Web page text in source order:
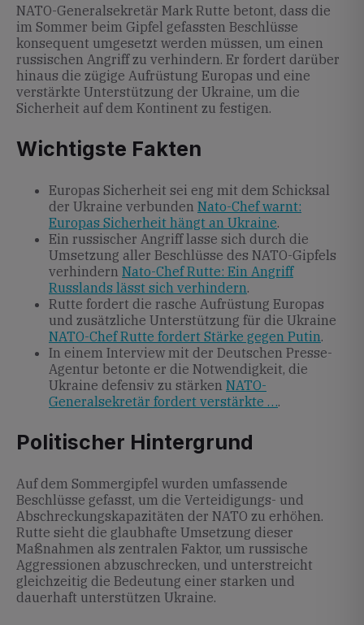
NATO-Generalsekretär Mark Rutte betont, dass die
im Sommer beim Gipfel gefassten Beschlüsse
konsequent umgesetzt werden müssen, um einen
russischen Angriff zu verhindern. Er fordert darüber
hinaus die zügige Aufrüstung Europas und eine
verstärkte Unterstützung der Ukraine, um die
Sicherheit auf dem Kontinent zu festigen.
Wichtigste Fakten
Europas Sicherheit sei eng mit dem Schicksal
der Ukraine verbunden Nato-Chef warnt:
Europas Sicherheit hängt an Ukraine.
Ein russischer Angriff lasse sich durch die
Umsetzung aller Beschlüsse des NATO-Gipfels
verhindern Nato-Chef Rutte: Ein Angriff
Russlands lässt sich verhindern.
Rutte fordert die rasche Aufrüstung Europas
und zusätzliche Unterstützung für die Ukraine
NATO-Chef Rutte fordert Stärke gegen Putin.
In einem Interview mit der Deutschen Presse-
Agentur betonte er die Notwendigkeit, die
Ukraine defensiv zu stärken NATO-
Generalsekretär fordert verstärkte ….
Politischer Hintergrund
Auf dem Sommergipfel wurden umfassende
Beschlüsse gefasst, um die Verteidigungs- und
Abschreckungskapazitäten der NATO zu erhöhen.
Rutte sieht die glaubhafte Umsetzung dieser
Maßnahmen als zentralen Faktor, um russische
Aggressionen abzuschrecken, und unterstreicht
gleichzeitig die Bedeutung einer starken und
dauerhaft unterstützen Ukraine.